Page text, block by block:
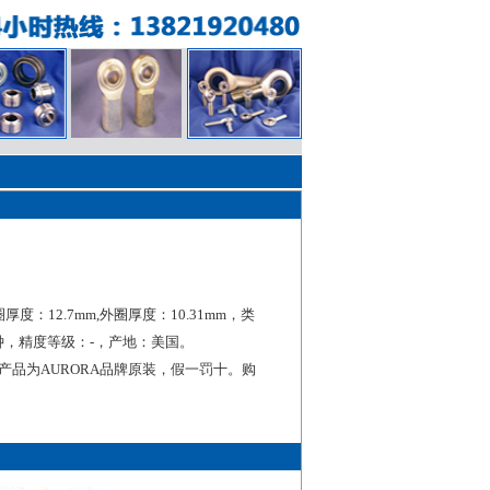
度：12.7mm,外圈厚度：10.31mm，类
精度等级：-，产地：美国。
品为AURORA品牌原装，假一罚十。购